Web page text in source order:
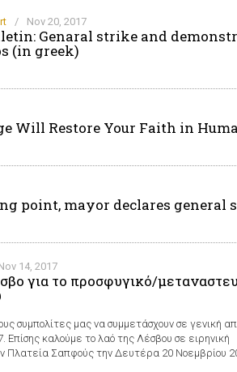
/ Nov 20, 2017
Genaral strike and
(in greek)
Will Restore Your Faith in
point, mayor declares general
14, 2017
για το προσφυγικό/
συμπολίτες μας να συμμετάσχουν σε γενική
καλούμε το λαό της Λέσβου σε ειρηνική
Πλατεία Σαπφούς την Δευτέρα 20 Νοεμβρίου